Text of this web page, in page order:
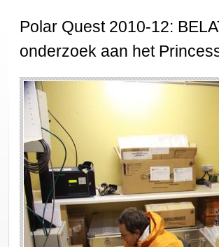
Polar Quest 2010-12:
onderzoek aan het